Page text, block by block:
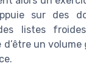
sur des
listes
d’être un